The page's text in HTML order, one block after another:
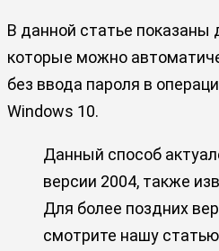
В данной статье показаны
которые можно
без ввода пароля в
Windows 10.
Данный способ
версии 2004, также
Для более поздних
смотрите нашу статью